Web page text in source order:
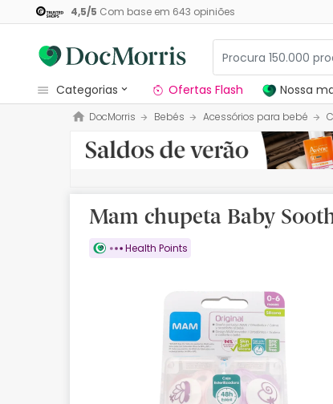
4,5/5 Com base em 643 opiniões
categorias
Dermocosmetica
Nossa marca
Medicamentos
Cosmética
Ofertas Flash Nossa
DocMorris Bebés Acessórios para bebé
Mam chupeta Baby
Health Points